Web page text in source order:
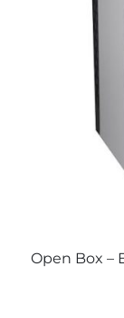
Open Box –